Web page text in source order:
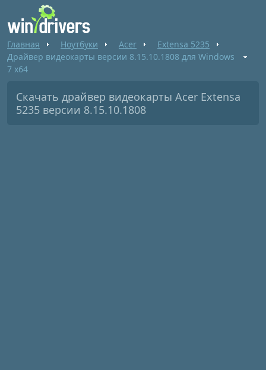
Главная Ноутбуки Acer
Extensa 5235
Драйвер видеокарты версии 8.15.10.1808 для Windows
7 x64
Скачать драйвер видеокарты Acer Extensa
5235 версии 8.15.10.1808